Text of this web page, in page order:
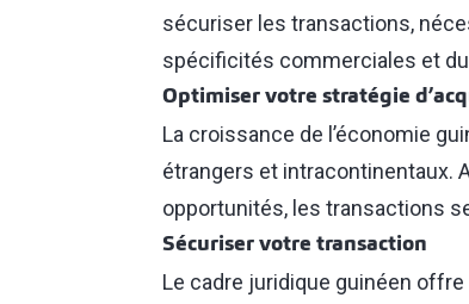
sécuriser les transactions,
spécificités commerciales et
Optimiser votre stratégie
La croissance de l’économie
étrangers et intracontinentaux.
opportunités, les transactions
Sécuriser votre transaction
Le cadre juridique guinéen